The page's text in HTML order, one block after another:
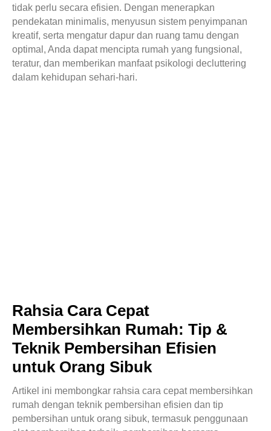
tidak perlu secara efisien. Dengan menerapkan
pendekatan minimalis, menyusun sistem penyimpanan
kreatif, serta mengatur dapur dan ruang tamu dengan
optimal, Anda dapat mencipta rumah yang fungsional,
teratur, dan memberikan manfaat psikologi decluttering
dalam kehidupan sehari-hari.
Rahsia Cara Cepat
Membersihkan Rumah: Tip &
Teknik Pembersihan Efisien
untuk Orang Sibuk
Artikel ini membongkar rahsia cara cepat membersihkan
rumah dengan teknik pembersihan efisien dan tip
pembersihan untuk orang sibuk, termasuk penggunaan